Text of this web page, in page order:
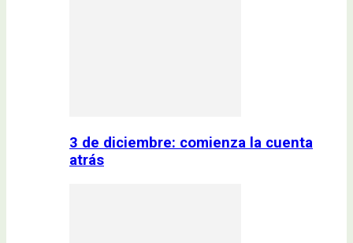
3 de diciembre: comienza la cuenta
atrás